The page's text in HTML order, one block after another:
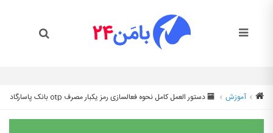
آموزش 🏧 دستور العمل کامل نحوه فعالسازی رمز یکبار مصرف otp بانک پاسارگاد